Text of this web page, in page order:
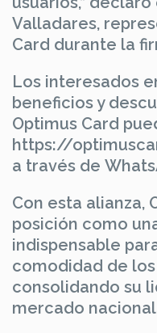
Valladares,
Card durante la
Los interesados
beneficios y
Optimus Card
https://
a través de
Con esta alianza,
posición como
indispensable
comodidad de
consolidando su
mercado